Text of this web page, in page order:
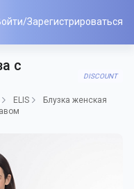
Зарегистрироваться
с
DISCOUNT
ELIS
Блузка женская